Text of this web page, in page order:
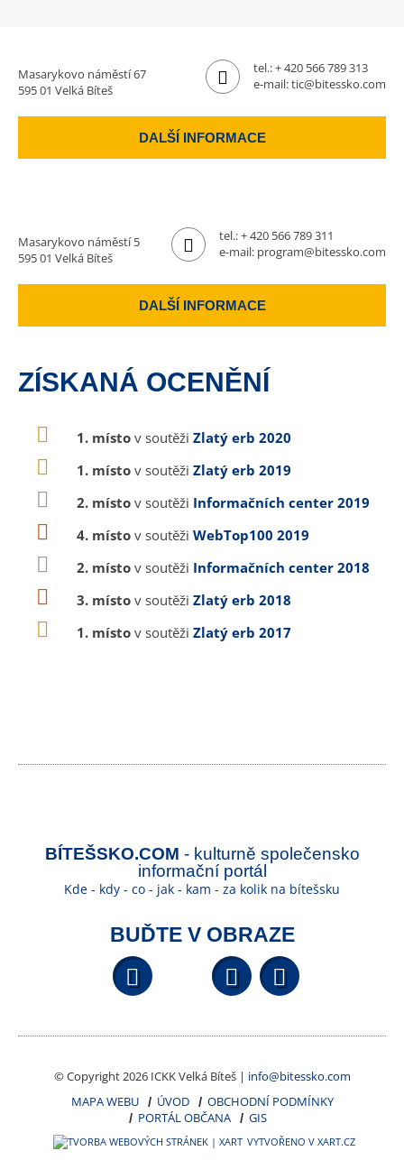
Masarykovo náměstí 67
595 01 Velká Bíteš
tel.:+ 420 566 789 313
e-mail:tic@bitessko.com
DALŠÍ INFORMACE
Masarykovo náměstí 5
595 01 Velká Bíteš
tel.:+ 420 566 789 311
e-mail: program@bitessko.com
DALŠÍ INFORMACE
ZÍSKANÁ OCENĚNÍ
1. místo v soutěži Zlatý erb 2020
1. místo v soutěži Zlatý erb 2019
2. místo v soutěži Informačních center 2019
4. místo v soutěži WebTop100 2019
2. místo v soutěži Informačních center 2018
3. místo v soutěži Zlatý erb 2018
1. místo v soutěži Zlatý erb 2017
BÍTEŠSKO.COM - kulturně společensko
informační portál
Kde - kdy - co - jak - kam - za kolik na bítešsku
BUĎTE V OBRAZE
Facebook YouTube
© Copyright 2026 ICKK Velká Bíteš | info@bitessko.com
MAPA WEBU
ÚVOD
OBCHODNÍ PODMÍNKY
PORTÁL OBČANA
GIS
VYTVOŘENO V XART.CZ